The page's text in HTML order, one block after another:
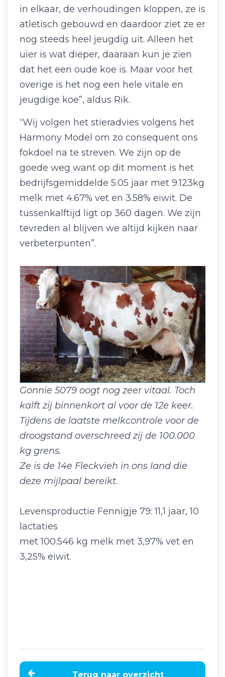
in elkaar, de verhoudingen kloppen, ze is
atletisch gebouwd en daardoor ziet ze er
nog steeds heel jeugdig uit. Alleen het
uier is wat dieper, daaraan kun je zien
dat het een oude koe is. Maar voor het
overige is het nog een hele vitale en
jeugdige koe”, aldus Rik.
“Wij volgen het stieradvies volgens het
Harmony Model om zo consequent ons
fokdoel na te streven. We zijn op de
goede weg want op dit moment is het
bedrijfsgemiddelde 5.05 jaar met 9.123kg
melk met 4.67% vet en 3.58% eiwit. De
tussenkalftijd ligt op 360 dagen. We zijn
tevreden al blijven we altijd kijken naar
verbeterpunten”.
Gonnie 5079 oogt nog zeer vitaal. Toch
kalft zij binnenkort al voor de 12e keer.
Tijdens de laatste melkcontrole voor de
droogstand overschreed zij de 100.000
kg grens.
Ze is de 14e Fleckvieh in ons land die
deze mijlpaal bereikt.
Levensproductie Fennigje 79: 11,1 jaar, 10
lactaties
met 100.546 kg melk met 3,97% vet en
3,25% eiwit.
Terug naar overzicht